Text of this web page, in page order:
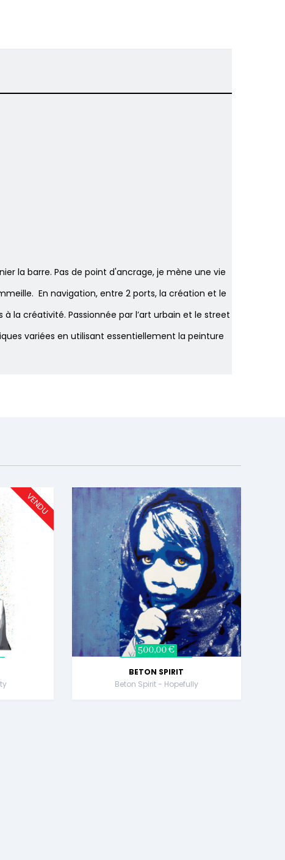
la barre. Pas de point d'ancrage, je mène une vie
En navigation, entre 2 ports, la création et le
la créativité. Passionnée par l’art urbain et le street
variées en utilisant essentiellement la peinture
VENDU
500,00 €
BETON SPIRIT
Beton Spirit - Hopefully